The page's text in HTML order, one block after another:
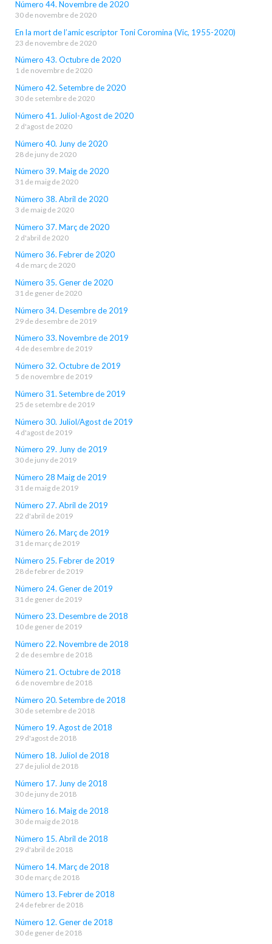
Número 44. Novembre de 2020
30 de novembre de 2020
En la mort de l’amic escriptor Toni Coromina (Vic, 1955-2020)
23 de novembre de 2020
Número 43. Octubre de 2020
1 de novembre de 2020
Número 42. Setembre de 2020
30 de setembre de 2020
Número 41. Juliol-Agost de 2020
2 d'agost de 2020
Número 40. Juny de 2020
28 de juny de 2020
Número 39. Maig de 2020
31 de maig de 2020
Número 38. Abril de 2020
3 de maig de 2020
Número 37. Març de 2020
2 d'abril de 2020
Número 36. Febrer de 2020
4 de març de 2020
Número 35. Gener de 2020
31 de gener de 2020
Número 34. Desembre de 2019
29 de desembre de 2019
Número 33. Novembre de 2019
4 de desembre de 2019
Número 32. Octubre de 2019
5 de novembre de 2019
Número 31. Setembre de 2019
25 de setembre de 2019
Número 30. Juliol/Agost de 2019
4 d'agost de 2019
Número 29. Juny de 2019
30 de juny de 2019
Número 28 Maig de 2019
31 de maig de 2019
Número 27. Abril de 2019
22 d'abril de 2019
Número 26. Març de 2019
31 de març de 2019
Número 25. Febrer de 2019
28 de febrer de 2019
Número 24. Gener de 2019
31 de gener de 2019
Número 23. Desembre de 2018
10 de gener de 2019
Número 22. Novembre de 2018
2 de desembre de 2018
Número 21. Octubre de 2018
6 de novembre de 2018
Número 20. Setembre de 2018
30 de setembre de 2018
Número 19. Agost de 2018
29 d'agost de 2018
Número 18. Juliol de 2018
27 de juliol de 2018
Número 17. Juny de 2018
30 de juny de 2018
Número 16. Maig de 2018
30 de maig de 2018
Número 15. Abril de 2018
29 d'abril de 2018
Número 14. Març de 2018
30 de març de 2018
Número 13. Febrer de 2018
24 de febrer de 2018
Número 12. Gener de 2018
30 de gener de 2018